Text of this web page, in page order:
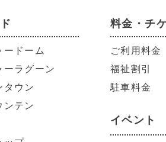
ードーム
ーラグーン
タウン
ンテン
料金・チ
ご利用料金
福祉割引
駐車料金
イベント